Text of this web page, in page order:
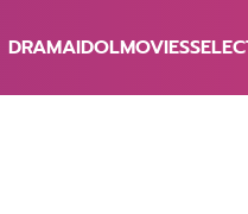
DRAMAIDOLMOVIES